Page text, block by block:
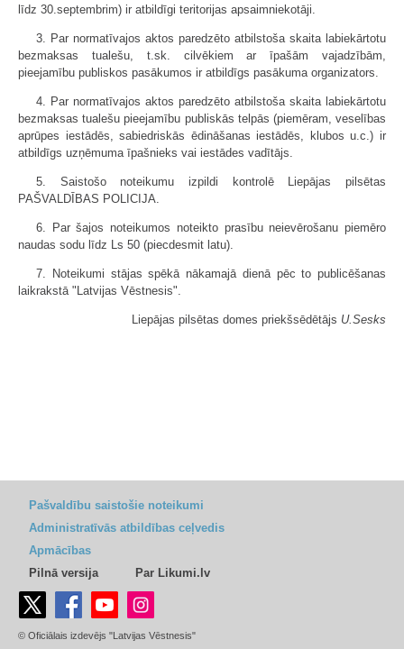
līdz 30.septembrim) ir atbildīgi teritorijas apsaimniekotāji.
3. Par normatīvajos aktos paredzēto atbilstoša skaita labiekārtotu
bezmaksas tualešu, t.sk. cilvēkiem ar īpašām vajadzībām,
pieejamību publiskos pasākumos ir atbildīgs pasākuma organizators.
4. Par normatīvajos aktos paredzēto atbilstoša skaita labiekārtotu
bezmaksas tualešu pieejamību publiskās telpās (piemēram, veselības
aprūpes iestādēs, sabiedriskās ēdināšanas iestādēs, klubos u.c.) ir
atbildīgs uzņēmuma īpašnieks vai iestādes vadītājs.
5. Saistošo noteikumu izpildi kontrolē Liepājas pilsētas
PAŠVALDĪBAS POLICIJA.
6. Par šajos noteikumos noteikto prasību neievērošanu piemēro
naudas sodu līdz Ls 50 (piecdesmit latu).
7. Noteikumi stājas spēkā nākamajā dienā pēc to publicēšanas
laikrakstā "Latvijas Vēstnesis".
Liepājas pilsētas domes priekšsēdētājs U.Sesks
Pašvaldību saistošie noteikumi
Administratīvās atbildības ceļvedis
Apmācības
Pilnā versija
Par Likumi.lv
© Oficiālais izdevējs "Latvijas Vēstnesis"